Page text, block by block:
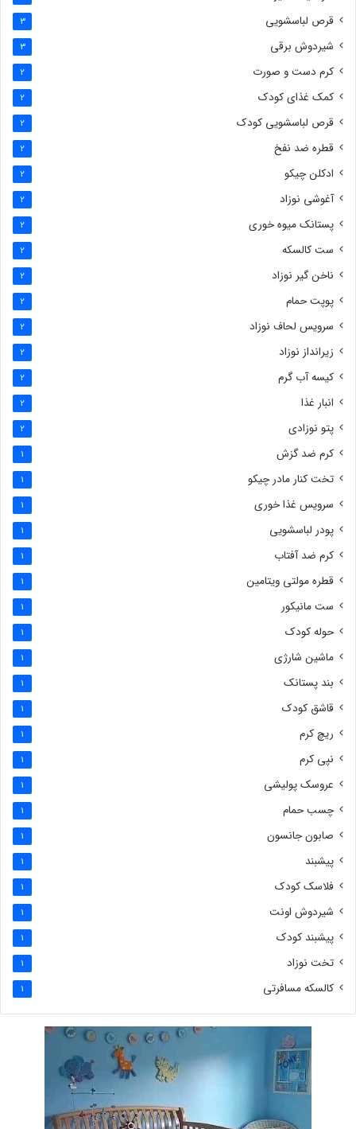
قرص لباسشویی 3
شیردوش برقی 3
کرم دست و صورت 2
کمک غذای کودک 2
قرص لباسشویی کودک 2
قطره ضد نفخ 2
ادکلن چیکو 2
آغوشی نوزاد 2
پستانک میوه خوری 2
ست کالسکه 2
ناخن گیر نوزاد 2
پوپت حمام 2
سرویس لحاف نوزاد 2
زیرانداز نوزاد 2
کیسه آب گرم 2
انبار غذا 2
پتو نوزادی 2
کرم ضد گزش 1
تخت کنار مادر چیکو 1
سرویس غذا خوری 1
پودر لباسشویی 1
کرم ضد آفتاب 1
قطره مولتی ویتامین 1
ست مانیکور 1
حوله کودک 1
ماشین شارژی 1
بند پستانک 1
قاشق کودک 1
ریچ کرم 1
نپی کرم 1
عروسک پولیشی 1
چسب حمام 1
صابون جانسون 1
پیشبند 1
فلاسک کودک 1
شیردوش اونت 1
پیشبند کودک 1
تخت نوزاد 1
کالسکه مسافرتی 1